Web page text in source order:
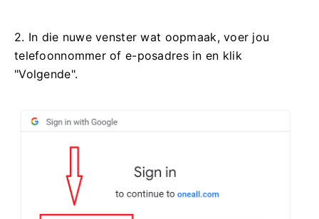
2. In die nuwe venster wat oopmaak, voer jou
telefoonnommer of e-posadres in en klik
"Volgende".